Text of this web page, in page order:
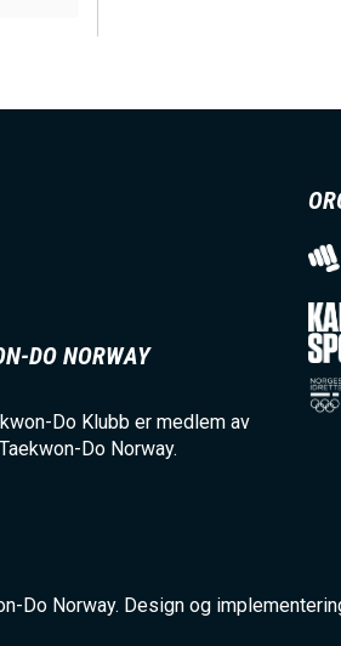
DO NORWAY
Do Klubb er medlem av
Do Norway.
Do Norway. Design og